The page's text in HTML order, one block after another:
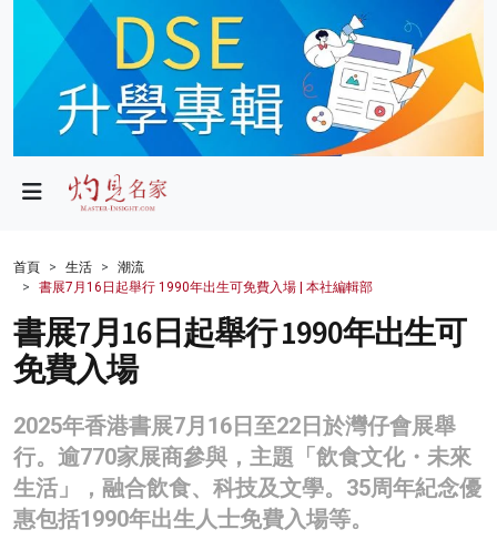
政局
財經
生活
健康
商業
科技
影片
名家榜
首頁 生活
潮流
書展7月16日起舉行 1990年出生可免費入場 | 本社編輯部
書展7月16日起舉行 1990年出生可
免費入場
2025年香港書展7月16日至22日於灣仔會展舉
行。逾770家展商參與，主題「飲食文化・未來
生活」，融合飲食、科技及文學。35周年紀念優
惠包括1990年出生人士免費入場等。